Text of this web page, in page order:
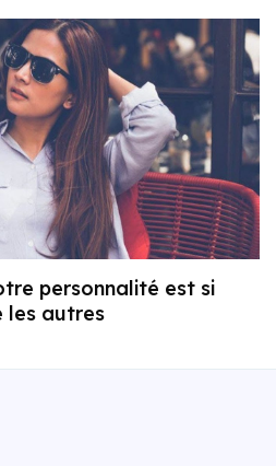
personnalité est si
les autres